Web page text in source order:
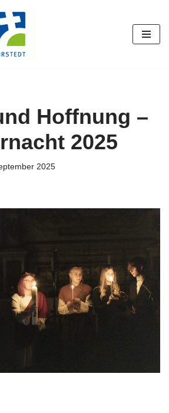
Hoffnung –
2025
2025